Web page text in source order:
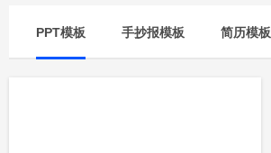
PPT模板 手抄报模板 简历模板